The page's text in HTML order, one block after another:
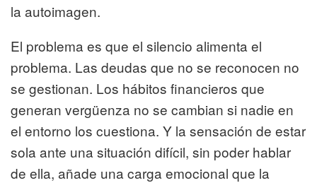
la autoimagen.
El problema es que el silencio alimenta el
problema. Las deudas que no se reconocen no
se gestionan. Los hábitos financieros que
generan vergüenza no se cambian si nadie en
el entorno los cuestiona. Y la sensación de estar
sola ante una situación difícil, sin poder hablar
de ella, añade una carga emocional que la